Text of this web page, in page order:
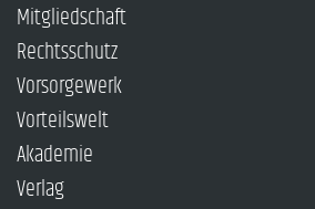
Mitgliedschaft
Rechtsschutz
Vorsorgewerk
Vorteilswelt
Akademie
Verlag